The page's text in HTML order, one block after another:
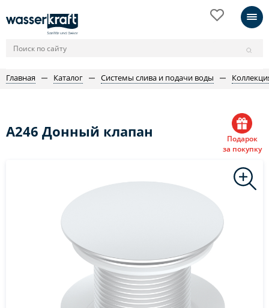
Главная Каталог Системы слива и подачи воды
A246 Донный клапан
Подарок
за покупку